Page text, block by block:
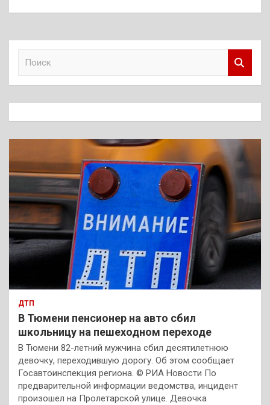
к
ДТП
В Тюмени пенсионер на авто сбил
школьницу на пешеходном переходе
В Тюмени 82-летний мужчина сбил десятилетнюю
девочку, переходившую дорогу. Об этом сообщает
Госавтоинспекция региона. © РИА Новости По
предварительной информации ведомства, инцидент
произошел на Пролетарской улице. Девочка